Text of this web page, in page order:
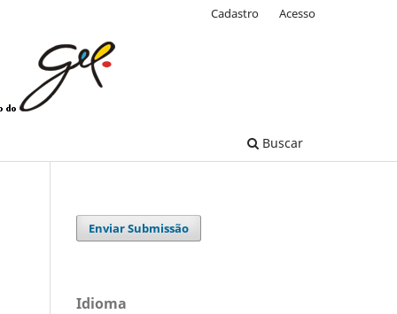
Buscar
Cadastro Acesso
Enviar Submissão
Idioma